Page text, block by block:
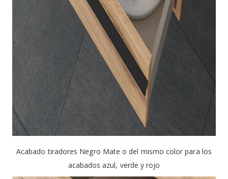
Acabado tiradores Negro Mate o del mismo color para los
acabados azul, verde y rojo